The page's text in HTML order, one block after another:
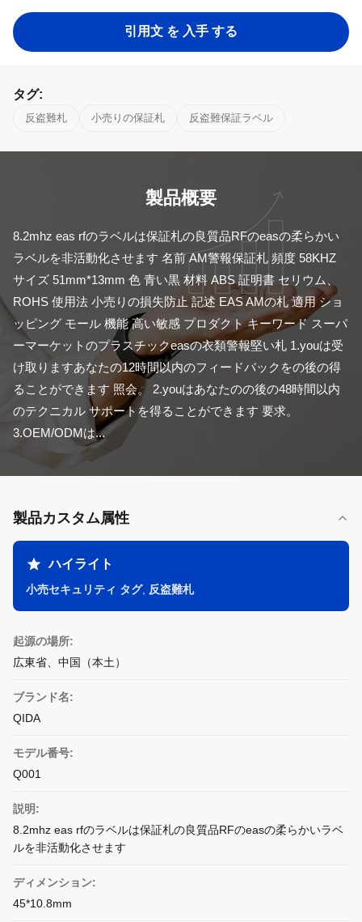
引用文 を 入手 する
タグ:
反盗難札 小売りの保証札 反盗難保証ラベル
製品概要
8.2mhz eas rfのラベルは保証札の良質品RFのeasの柔らかい
ラベルを非活動化させます 名前 AM警報保証札 頻度 58KHZ
サイズ 51mm*13mm 色 青い黒 材料 ABS 証明書 セリウム、
ROHS 使用法 小売りの損失防止 記述 EAS AMの札 適用 ショ
ッピング モール 機能 高い敏感 プロダクト キーワード スーパ
ーマーケットのプラスチックeasの衣類警報堅い札 1.youは受
け取りますあなたの12時間以内のフィードバックをの後の得
ることができます 照会。 2.youはあなたのの後の48時間以内
のテクニカル サポートを得ることができます 要求。
3.OEM/ODMは...
製品カスタム属性
ハイライト
小売セキュリティ タグ, 反盗難札
起源の場所:
広東省、中国（本土）
ブランド名:
QIDA
モデル番号:
Q001
説明:
8.2mhz eas rfのラベルは保証札の良質品RFのeasの柔らかいラベ
ルを非活動化させます
ディメンション:
45*10.8mm